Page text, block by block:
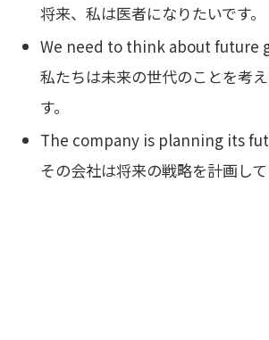
将来、私は医者になりたいです。
We need to think about future
私たちは未来の世代のことを考
す。
The company is planning its
その会社は将来の戦略を計画して